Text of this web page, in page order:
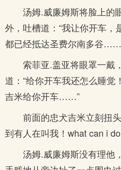
汤姆.威廉姆斯将脸上的
外，吐槽道：“我让你开车，
都已经抵达圣费尔南多谷
索菲亚.盖亚将眼罩一戴
道：“给你开车我还怎么睡觉
吉米给你开车……”
前面的忠犬吉米立刻扭
到有人在叫我！what can i
汤姆.威廉姆斯没有理他